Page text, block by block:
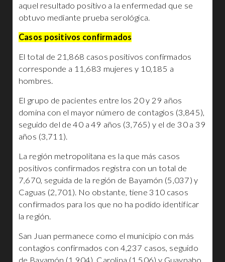
aquel resultado positivo a la enfermedad que se
obtuvo mediante prueba serológica.
Casos positivos confirmados
El total de 21,868 casos positivos confirmados
corresponde a 11,683 mujeres y 10,185 a
hombres.
El grupo de pacientes entre los 20 y 29 años
domina con el mayor número de contagios (3,845),
seguido del de 40 a 49 años (3,765) y el de 30 a 39
años (3,711).
La región metropolitana es la que más casos
positivos confirmados registra con un total de
7,670, seguida de la región de Bayamón (5,037) y
Caguas (2,701). No obstante, tiene 310 casos
confirmados para los que no ha podido identificar
la región.
San Juan permanece como el municipio con más
contagios confirmados con 4,237 casos, seguido